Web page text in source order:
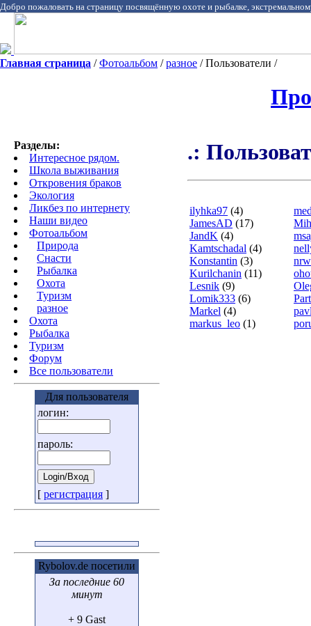
Добро пожаловать на страницу посвящённую охоте и рыбалке,
Главная страница /Фотоальбом /разное / Пользователи /
Разделы:
Интересное рядом.
Школа выживания
Откровения браков
Экология
Ликбез по интернету
Наши видео
Фотоальбом
Природа
Cнасти
Рыбалка
Охота
Туризм
разное
Охота
Pыбалка
Туризм
Форум
Все пользователи
Для пользователя
логин:
пароль:
[ регистрация ]
Rybolov.de посетили
За последние 60
минут
+ 9 Gast
.:
ilyhka97 (4)
JamesAD (17)
JandK (4)
Kamtschadal (4)
Konstаntin (3)
Kurilchanin (11)
Lesnik (9)
Lomik333 (6)
Markel (4)
markus_leo (1)